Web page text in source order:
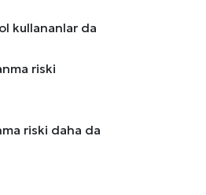
kullananlar da
riski
riski daha da